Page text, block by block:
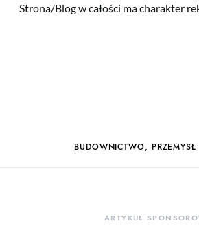
Strona/Blog w całości ma charakter
BUDOWNICTWO, PRZEMYSŁ
ARTYKUŁ